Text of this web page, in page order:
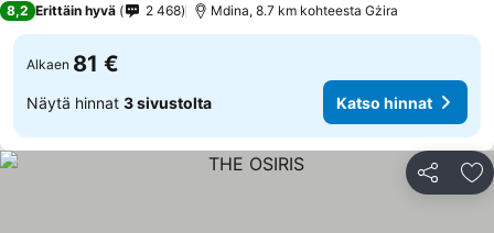
8,2 Erittäin hyvä 2 468 Mdina, 8.7 km kohteesta Gżira
Alkaen 81 €
Näytä hinnat 3 sivustolta Katso hinnat
Jaa